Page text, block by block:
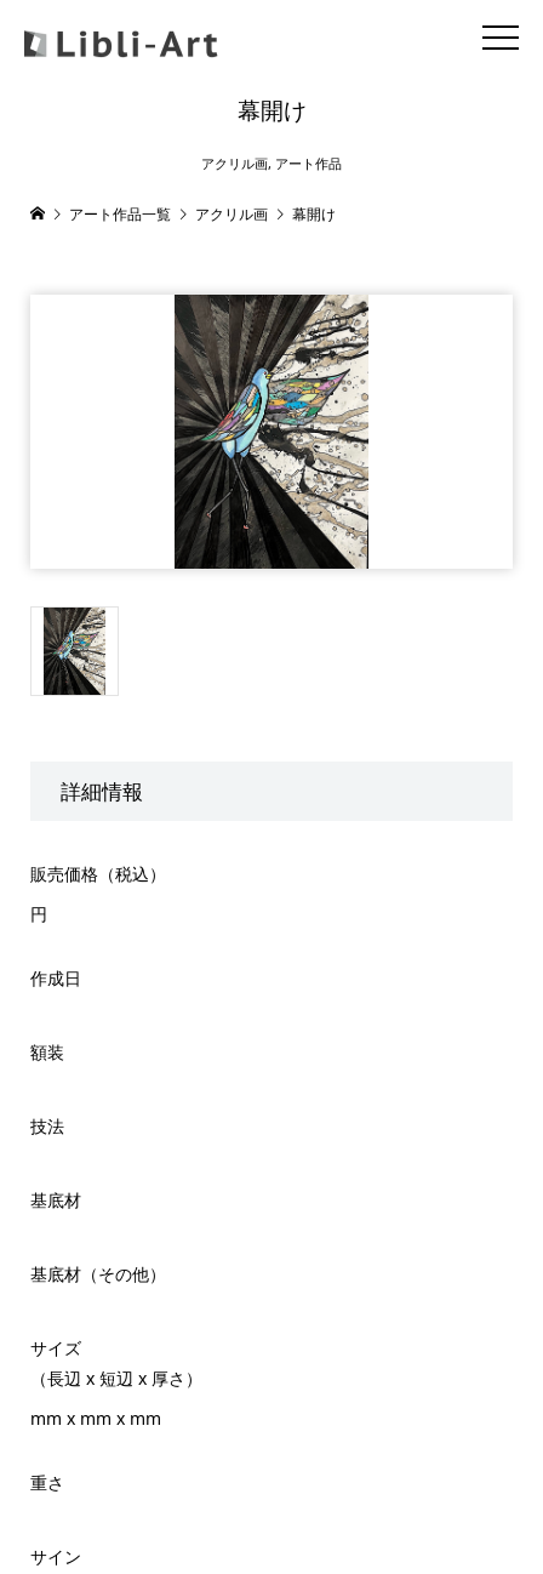
幕開け
アクリル画, アート作品
アート作品一覧 アクリル画 幕開け
詳細情報
販売価格（税込）
円
作成日
額装
技法
基底材
基底材（その他）
サイズ
（長辺 x 短辺 x 厚さ）
mm x mm x mm
重さ
サイン